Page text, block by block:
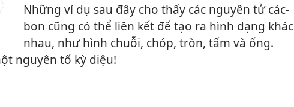
Những ví dụ sau đây cho thấy các nguyên tử các-
bon cũng có thể liên kết để tạo ra hình dạng khác
nhau, như hình chuỗi, chóp, tròn, tấm và ống.
nguyên tố kỳ diệu!